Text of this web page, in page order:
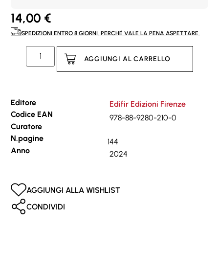
14,00 €
SPEDIZIONI ENTRO 8 GIORNI. PERCHÉ VALE LA PENA ASPETTARE.
AGGIUNGI AL CARRELLO
Editore
Edifir Edizioni Firenze
Codice EAN
978-88-9280-210-0
Curatore
N.pagine
144
Anno
2024
AGGIUNGI ALLA WISHLIST
CONDIVIDI